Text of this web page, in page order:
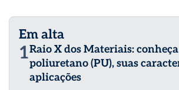
Em alta
1Raio X dos Materiais:
poliuretano (PU), suas
aplicações